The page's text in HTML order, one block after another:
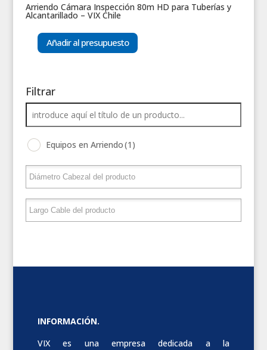
Arriendo Cámara Inspección 80m HD para Tuberías y
Alcantarillado – VIX Chile
Añadir al presupuesto
Filtrar
Equipos en Arriendo(1)
INFORMACIÓN.
VIX es una empresa dedicada a la